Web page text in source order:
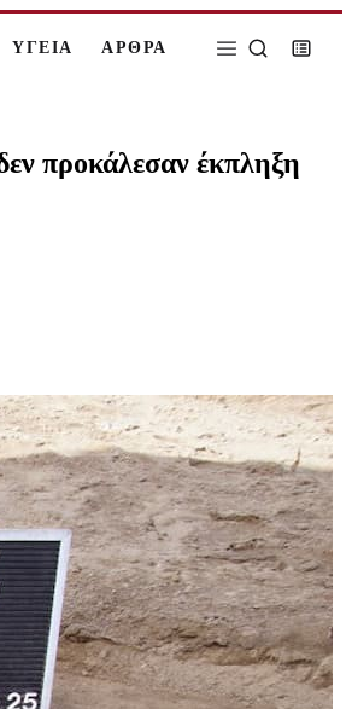
ΥΓΕΙΑ ΑΡΘΡΑ
προκάλεσαν έκπληξη